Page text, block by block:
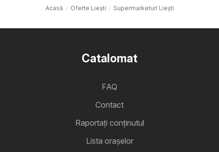
Acasă Oferte Lieşti Supermarketuri Lieşti
Catalomat
FAQ
Contact
Raportați conținutul
Lista oraşelor